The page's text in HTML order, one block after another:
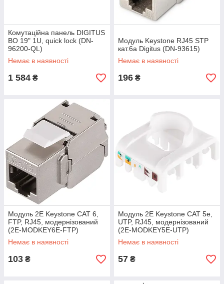
Комутацiйна панель DIGITUS
ВО 19" 1U, quick lock (DN-
96200-QL)
Немає в наявності
1 584 ₴
Модуль Keystone RJ45 STP
кат.6a Digitus (DN-93615)
Немає в наявності
196 ₴
Модуль 2Е Keystone САТ 6,
FTP, RJ45, модернізований
(2E-MODKEY6E-FTP)
Немає в наявності
103 ₴
Модуль 2Е Keystone CAT 5e,
UTP, RJ45, модернізований
(2E-MODKEY5E-UTP)
Немає в наявності
57 ₴